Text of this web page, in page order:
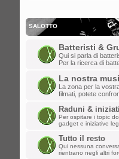
dajazz
»e'
lun dic 09,
matteo t»
dom dic 01,
dajazz»
creato
sab nov 02,
kazurga»
SALOTTO
Batteristi &
Qui si parla di
Per la ricerca di
La nostra
La zona per la
filmati, potete
Raduni &
Per ospitare i topic
gadget e iniziative
Tutto il resto
Qui nessuna
rientrano negli altri